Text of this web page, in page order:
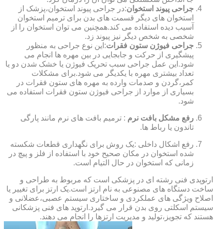
جراحی پیوند استخوان:در جراحی پیوند استخوان،پزشک از
استخوان های دیگر قسمت های بدن برای ترمیم استخوان
آسیب دیده استفاده می کند.همچنین می توان استخوان را از
شخصی به شخص دیگر نیز پیوند زد.
جراحی فیوژن ستون فقرات:این نوع جراحی به منظور
پیشگیری از حرکت و جابجایی در بین مهره ها انجام می
شود.این عمل جراحی سبب تحریک فیوژن یا خشک شدن دو یا
تعداد بیشتری مهره با یکدیگر می شود.برای مشکلات
کمر،گردن و صدمات وارده به مهره های ستون فقرات در
بسیاری از موارد از جراحی فیوژن ستون فقرات استفاده می
شود.
رفع مشکل بافت نرم : ترمیم بافت های نرم مانند پارگی
تاندون یا رباط ها.
رفع اشکال داخلی :یک روش برای نگهداری قطعات شکسته
شده استخوان در مکان صحیح خود با استفاده از فلز و پیچ در
زمانی که استخوان در حال التیام است.
ارتوپدی فنی رشته ای در پزشکی است که مربوط به طراحی و
ساخت دستگاه های مصنوعی به نام ارتز است.یک ارتز برای تغییر یا
اصلاح ویژگی های عملکردی و ساختاری سیستم عصبی،عضلانی و
سیستم اسکلتی روی بدن قرار می گیرد.ارتوپد های فنی پزشکانی
هستند که تجویز،تولید و مدیریت ارتزها را انجام می دهند.